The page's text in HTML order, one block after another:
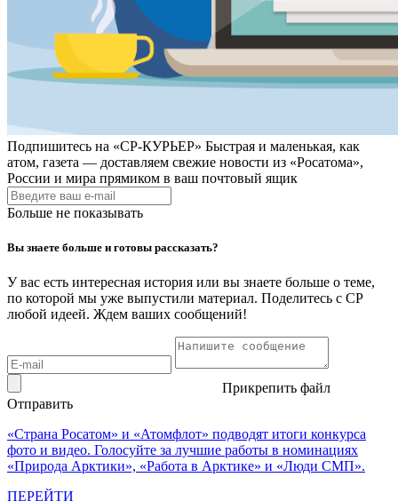
Подпишитесь на «СР-КУРЬЕР» Быстрая и маленькая, как
атом, газета — доставляем свежие новости из «Росатома»,
России и мира прямиком в ваш почтовый ящик
Больше не показывать
Вы знаете больше и готовы рассказать?
У вас есть интересная история или вы знаете больше о теме,
по которой мы уже выпустили материал. Поделитесь с СР
любой идеей. Ждем ваших сообщений!
Прикрепить файл
Отправить
«Страна Росатом» и «Атомфлот» подводят итоги конкурса
фото и видео. Голосуйте за лучшие работы в номинациях
«Природа Арктики», «Работа в Арктике» и «Люди СМП».
ПЕРЕЙТИ